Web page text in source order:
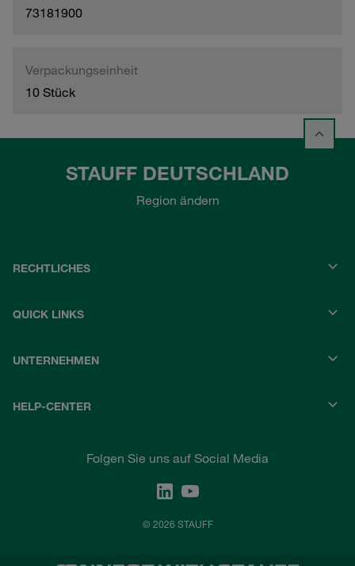
73181900
Verpackungseinheit
10 Stück
STAUFF DEUTSCHLAND
Region ändern
RECHTLICHES
QUICK LINKS
UNTERNEHMEN
HELP-CENTER
Folgen Sie uns auf Social Media
© 2026 STAUFF